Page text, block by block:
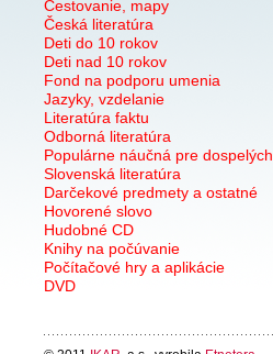
Cestovanie, mapy
Česká literatúra
Deti do 10 rokov
Deti nad 10 rokov
Fond na podporu umenia
Jazyky, vzdelanie
Literatúra faktu
Odborná literatúra
Populárne náučná pre dospelých
Slovenská literatúra
Darčekové predmety a ostatné
Hovorené slovo
Hudobné CD
Knihy na počúvanie
Počítačové hry a aplikácie
DVD